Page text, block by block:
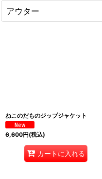
アウター
ねこのだものジップジャケット
6,600円(税込)
カートに入れる